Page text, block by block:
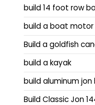
build 14 foot row
build a boat
Build a goldfish
build a kayak
build aluminum
Build Classic Jon